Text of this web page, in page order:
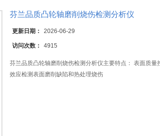
芬兰品质凸轮轴磨削烧伤检测分析仪
更新日期： 2026-06-29
访问次数： 4915
芬兰品质凸轮轴磨削烧伤检测分析仪主要特点： 表面质量
效应检测表面磨削缺陷和热处理烧伤